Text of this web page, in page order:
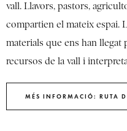
vall. Llavors, pastors,
compartien el mateix espai.
materials que ens han llegat
recursos de la vall i
MÉS INFORMACIÓ: RUTA